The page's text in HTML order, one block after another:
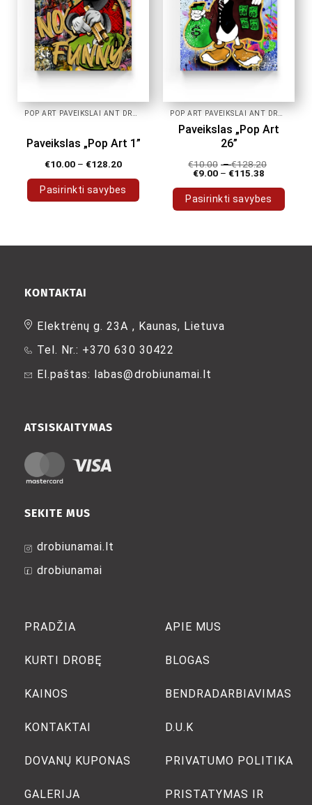
chosen
on
the
product
page
chosen
on
the
product
page
Paveikslas „Pop Art 1”
€10.00 – €128.20
Pasirinkti savybes
options
be
on
the
Paveikslas „Pop Art
26”
€10.00 –€128.20
€9.00 – €115.38
Pasirinkti savybes
has
PRADŽIA
KURTI DROBĘ
KAINOS
KONTAKTAI
DOVANŲ KUPONAS
GALERIJA
APIE MUS
BLOGAS
BENDRADARBIAVIMAS
D.U.K
PRIVATUMO POLITIKA
PRISTATYMAS IR
SEKITE MUS
drobiunamai.lt
drobiunamai
ATSISKAITYMAS
KONTAKTAI
Elektrėnų g. 23A , Kaunas, Lietuva
Tel. Nr.: +370 630 30422
El.paštas: labas@drobiunamai.lt